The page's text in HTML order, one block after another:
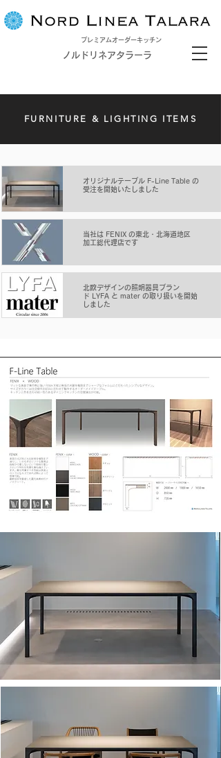
プレミアムオーダーキッチン
ノルドリネアタラーラ
FURNITURE & LIGHTING ITEMS
オリジナルテーブル F-Line Table の
受注を開始いたしました
当社は FENIX の東北・北海道地区
加工総代理店です
北欧デザインの照明器具ブラン
ド LYFA と mater の取り扱いを開始
しました